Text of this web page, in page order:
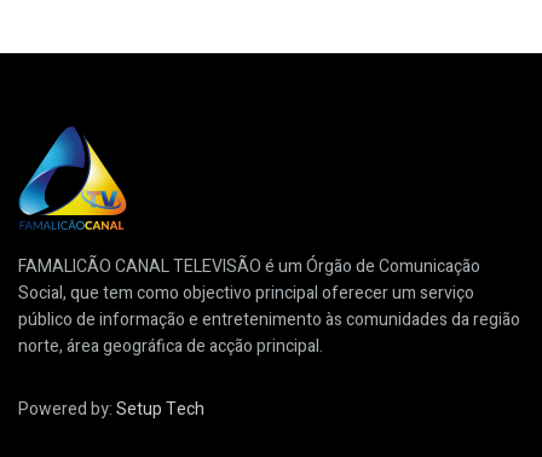
FAMALICÃO CANAL TELEVISÃO é um Órgão de Comunicação
Social, que tem como objectivo principal oferecer um serviço
público de informação e entretenimento às comunidades da região
norte, área geográfica de acção principal.
Powered by:Setup Tech